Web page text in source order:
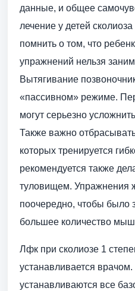
данные, и общее
лечение у детей
помнить о том, что
упражнений нельзя
Вытягивание
«пассивном» режиме.
могут серьезно
Также важно
которых тренируется
рекомендуется также
туловищем. Упражнения
поочередно, чтобы было
большее количество
Лфк при сколиозе 1
устанавливается
устанавливаются все